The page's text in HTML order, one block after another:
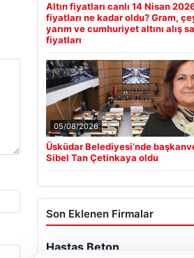
Altın fiyatları canlı 14 Nisan
fiyatları ne kadar oldu? Gram,
yarım ve cumhuriyet altını alış
fiyatları
05/08/2026
Üsküdar Belediyesi’nde
Sibel Tan Çetinkaya oldu
Son Eklenen Firmalar